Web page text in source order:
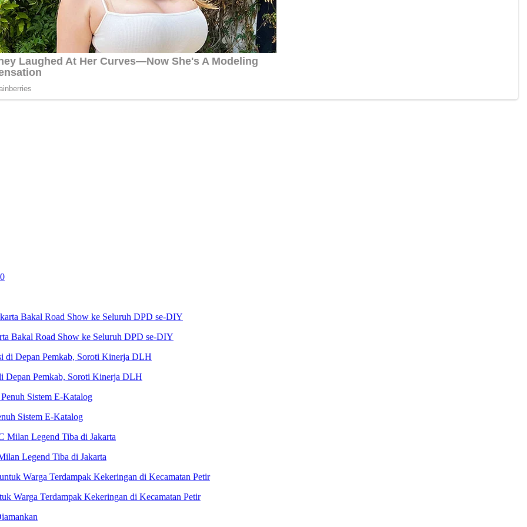
Bakal Road Show ke Seluruh DPD se-DIY
Depan Pemkab, Soroti Kinerja DLH
Sistem E-Katalog
Legend Tiba di Jakarta
Warga Terdampak Kekeringan di Kecamatan Petir